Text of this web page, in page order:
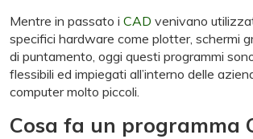
Mentre in passato i CAD venivano
specifici hardware come plotter, schermi
di puntamento, oggi questi programmi
flessibili ed impiegati all’interno delle
computer molto piccoli.
Cosa fa un programma